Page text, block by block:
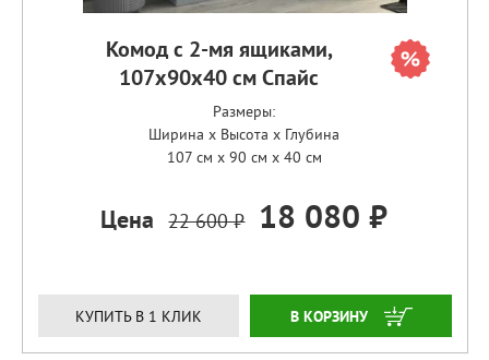
Комод с 2-мя ящиками,
107х90х40 см Спайс
Размеры:
Ширина x Высота x Глубина
107 см x 90 см x 40 см
Цена 22 600 ₽ 18 080 ₽
КУПИТЬ В 1 КЛИК ЗАКАЗАТЬ